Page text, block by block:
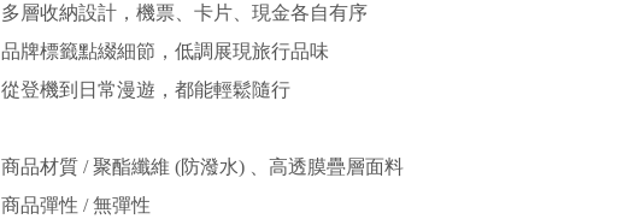
多層收納設計，機票、卡片、現金各自有序
品牌標籤點綴細節，低調展現旅行品味
從登機到日常漫遊，都能輕鬆隨行
商品材質 / 聚酯纖維 (防潑水) 、高透膜疊層面料
商品彈性 / 無彈性